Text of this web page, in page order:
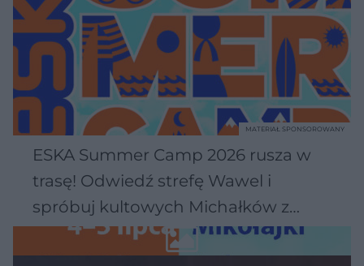
ESKA Summer Camp 2026 rusza w
trasę! Odwiedź strefę Wawel i
spróbuj kultowych Michałków z
Wawelu
MATERIAŁ SPONSOROWANY